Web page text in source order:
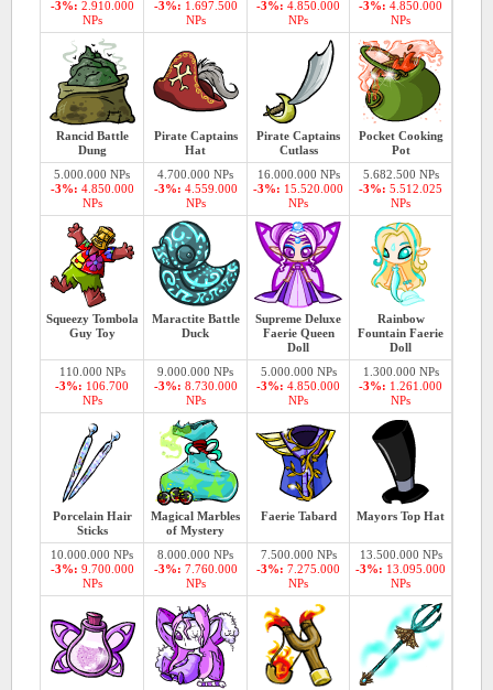
-3%: 2.910.000
NPs
-3%: 1.697.500
NPs
-3%: 4.850.000
NPs
-3%: 4.850.000
NPs
Rancid Battle
Dung
Pirate Captains
Hat
Pirate Captains
Cutlass
Pocket Cooking
Pot
5.000.000 NPs
-3%: 4.850.000
NPs
4.700.000 NPs
-3%: 4.559.000
NPs
16.000.000 NPs
-3%: 15.520.000
NPs
5.682.500 NPs
-3%: 5.512.025
NPs
Squeezy Tombola
Guy Toy
Maractite Battle
Duck
Supreme Deluxe
Faerie Queen
Doll
Rainbow
Fountain Faerie
Doll
110.000 NPs
-3%: 106.700
NPs
9.000.000 NPs
-3%: 8.730.000
NPs
5.000.000 NPs
-3%: 4.850.000
NPs
1.300.000 NPs
-3%: 1.261.000
NPs
Porcelain Hair
Sticks
Magical Marbles
of Mystery
Faerie Tabard Mayors Top Hat
10.000.000 NPs
-3%: 9.700.000
NPs
8.000.000 NPs
-3%: 7.760.000
NPs
7.500.000 NPs
-3%: 7.275.000
NPs
13.500.000 NPs
-3%: 13.095.000
NPs